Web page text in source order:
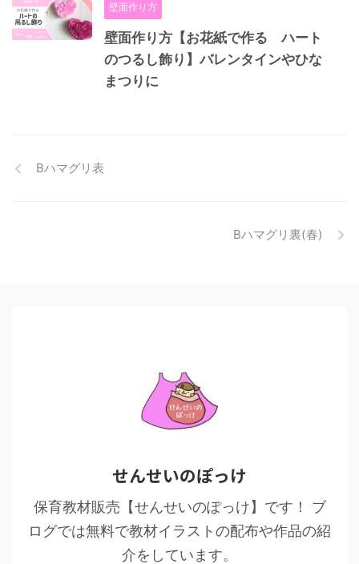
壁面作り方
壁面作り方【お花紙で作る ハート
のつるし飾り】バレンタインやひな
まつりに
Bハマグリ表
Bハマグリ裏(春)
せんせいのぽっけ
保育教材販売【せんせいのぽっけ】です！ ブ
ログでは無料で教材イラストの配布や作品の紹
介をしています。